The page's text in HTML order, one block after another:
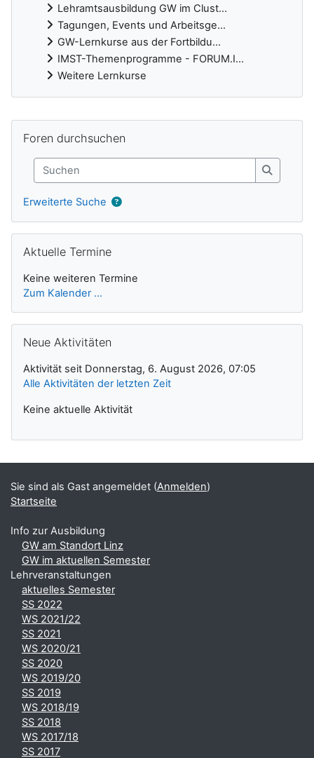
Lehramtsausbildung GW im Clust...
Tagungen, Events und Arbeitsge...
GW-Lernkurse aus der Fortbildu...
IMST-Themenprogramme - FORUM.I...
Weitere Lernkurse
Foren durchsuchen
Suchen
Suchen
Erweiterte Suche
Aktuelle Termine
Keine weiteren Termine
Zum Kalender ...
Neue Aktivitäten
Aktivität seit Donnerstag, 6. August 2026, 07:05
Alle Aktivitäten der letzten Zeit
Keine aktuelle Aktivität
Sie sind als Gast angemeldet (Anmelden)
Startseite
Info zur Ausbildung
GW am Standort Linz
GW im aktuellen Semester
Lehrveranstaltungen
aktuelles Semester
SS 2022
WS 2021/22
SS 2021
WS 2020/21
SS 2020
WS 2019/20
SS 2019
WS 2018/19
SS 2018
WS 2017/18
SS 2017